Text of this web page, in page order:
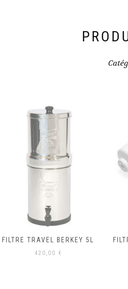
FILTRE TRAVEL BERKEY 5L
420,00 €